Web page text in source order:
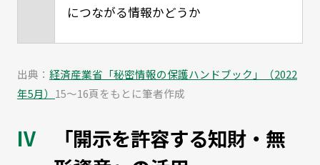
につながる情報かどうか
出典： 経済産業省「秘密情報の保護ハンドブック」（2022
年5月） 15～16頁をもとに筆者作成
「開示を許容する知財・無